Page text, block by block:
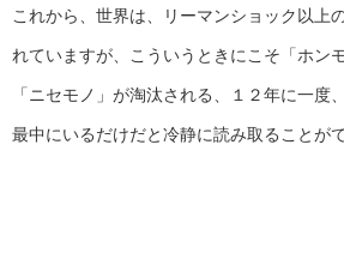
これから、世界は、リーマンショック以上
れていますが、こういうときにこそ「ホン
「ニセモノ」が淘汰される、１２年に一度
最中にいるだけだと冷静に読み取ることがで